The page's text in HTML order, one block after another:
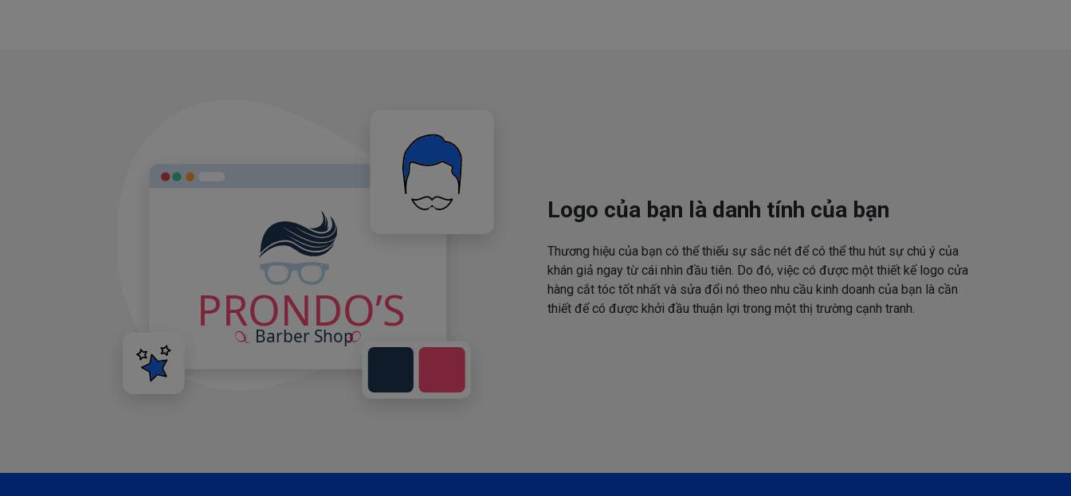
Logo của bạn là danh tính của bạn
Thương hiệu của bạn có thể thiếu sự sắc nét để có thể thu hút sự chú ý của
khán giả ngay từ cái nhìn đầu tiên. Do đó, việc có được một thiết kế logo cửa
hàng cắt tóc tốt nhất và sửa đổi nó theo nhu cầu kinh doanh của bạn là cần
thiết để có được khởi đầu thuận lợi trong một thị trường cạnh tranh.